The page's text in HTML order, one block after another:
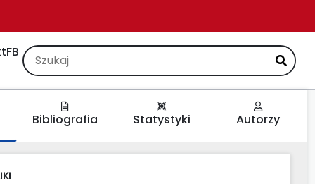
FB
Bibliografia Statystyki Autorzy